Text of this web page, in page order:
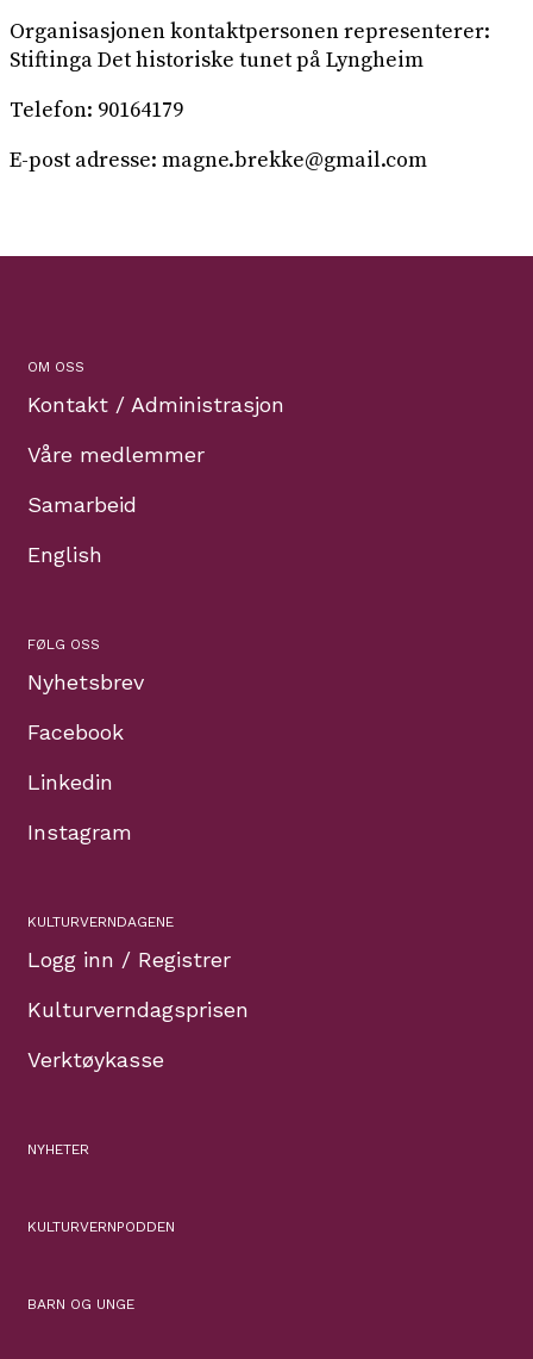
Organisasjonen kontaktpersonen representerer:
Stiftinga Det historiske tunet på Lyngheim
Telefon: 90164179
E-post adresse: magne.brekke@gmail.com
OM OSS
Kontakt / Administrasjon
Våre medlemmer
Samarbeid
English
FØLG OSS
Nyhetsbrev
Facebook
Linkedin
Instagram
KULTURVERNDAGENE
Logg inn / Registrer
Kulturverndagsprisen
Verktøykasse
NYHETER
KULTURVERNPODDEN
BARN OG UNGE